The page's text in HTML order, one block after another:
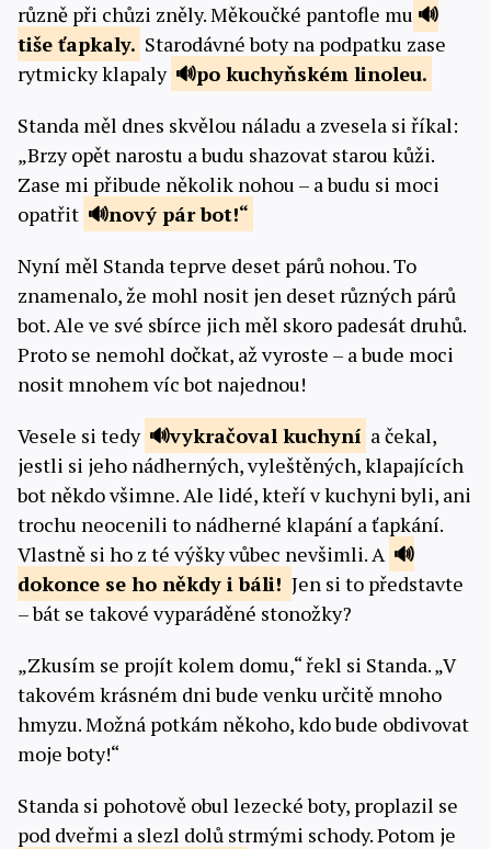
různě při chůzi zněly. Měkoučké pantofle mu
tiše ťapkaly. Starodávné boty na podpatku zase
rytmicky klapaly
po kuchyňském linoleu.
Standa měl dnes skvělou náladu a zvesela si říkal:
„Brzy opět narostu a budu shazovat starou kůži.
Zase mi přibude několik nohou – a budu si moci
opatřit
nový párbot!“
Nyní měl Standa teprve deset párů nohou. To
znamenalo, že mohl nosit jen deset různých párů
bot. Ale ve své sbírce jich měl skoro padesát druhů.
Proto se nemohl dočkat, až vyroste – a bude moci
nosit mnohem víc bot najednou!
Vesele si tedy
vykračoval kuchyní a čekal,
jestli si jeho nádherných, vyleštěných, klapajících
bot někdo všimne. Ale lidé, kteří v kuchyni byli, ani
trochu neocenili to nádherné klapání a ťapkání.
Vlastně si ho z té výšky vůbec nevšimli. A
dokonce se ho někdy ibáli! Jen si to představte
– bát se takové vyparáděné stonožky?
„Zkusím se projít kolem domu,“ řekl si Standa. „V
takovém krásném dni bude venku určitě mnoho
hmyzu. Možná potkám někoho, kdo bude obdivovat
moje boty!“
Standa si pohotově obul lezecké boty, proplazil se
pod dveřmi a slezl dolů strmými schody. Potom je